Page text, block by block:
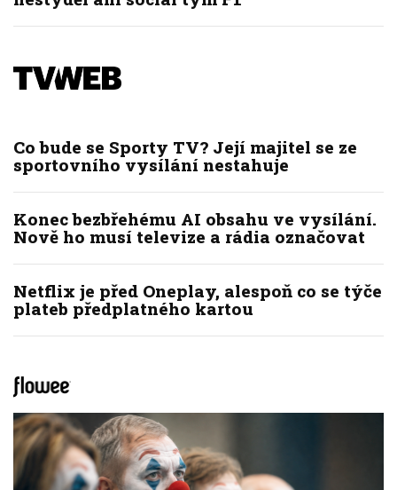
Co bude se Sporty TV? Její majitel se ze
sportovního vysílání nestahuje
Konec bezbřehému AI obsahu ve vysílání.
Nově ho musí televize a rádia označovat
Netflix je před Oneplay, alespoň co se týče
plateb předplatného kartou